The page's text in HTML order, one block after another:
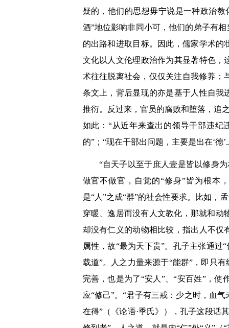
疑的，他们的思想毋宁说是一种政治
酒”地位影响非同小可，他们的弟子有
的出路和进取目标。因此，儒家学术的
文化以人文伦理政治作为其显著特色，
术往往脱离社会，仅仅关注自我修养；
条文上，背后显现的亦是基于人性自我
推衍。反过来，官员的腐败和堕落，追
如此：“从近年来查出的领导干部违纪
的”；“现在干部出问题，主要是出在‘德’
“自天子以至于庶人壹是皆以修身
做官不做官，自觉的“修身”皆为根本
是“人”之成“群”的社会性要求。比如，
穿暖、逸居而没有人文教化，那就和
却没有仁义的动物相比较，指出人不仅
属性，故“最为天下贵”。孔子主张通过
载道”。人之力量来源于“能群”，即只
完善，也是为了“安人”、“安百姓”，
应“修己”。“君子有三戒：少之时，血
在得”（《论语·季氏》），孔子这段话